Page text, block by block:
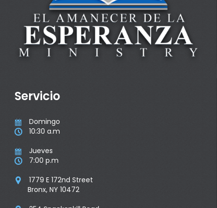
Servicio
 Domingo
 10:30 a.m
 Jueves
 7:00 p.m

1779 E 172nd Street
Bronx, NY 10472